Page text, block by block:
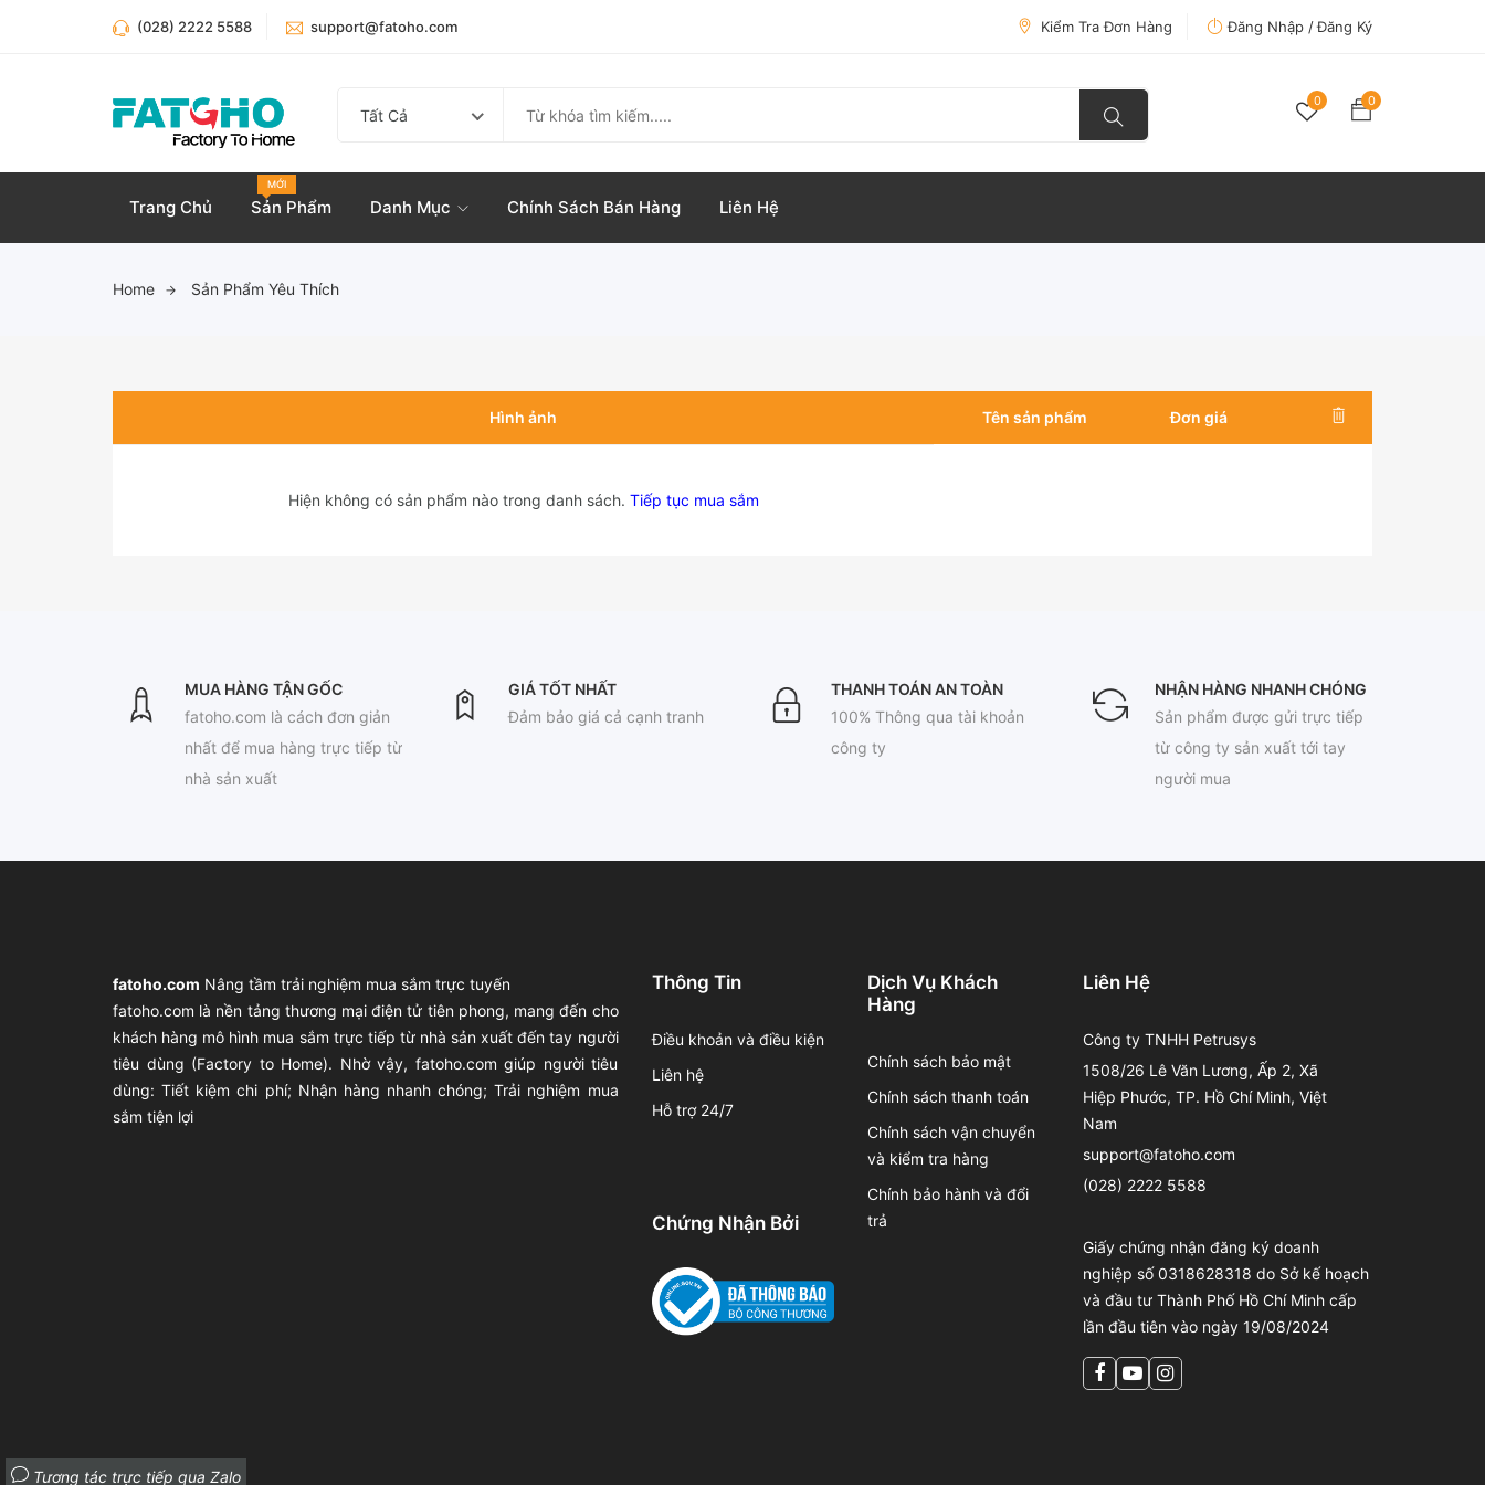
(028) 2222 5588 support@fatoho.com Kiểm Tra Đơn Hàng Đăng Nhập /Đăng Ký
Tất Cả
0 0
Trang Chủ Sản Phẩm
MỚI
Danh Mục Chính Sách Bán Hàng Liên Hệ
Home Sản Phẩm Yêu Thích
Hình ảnh Tên sản phẩm Đơn giá
Hiện không có sản phẩm nào trong danh sách. Tiếp tục mua sắm
MUA HÀNG TẬN GỐC
fatoho.com là cách đơn giản
nhất để mua hàng trực tiếp từ
nhà sản xuất
GIÁ TỐT NHẤT
Đảm bảo giá cả cạnh tranh
THANH TOÁN AN TOÀN
100% Thông qua tài khoản
công ty
NHẬN HÀNG NHANH CHÓNG
Sản phẩm được gửi trực tiếp
từ công ty sản xuất tới tay
người mua
fatoho.com Nâng tầm trải nghiệm mua sắm trực tuyến
fatoho.com là nền tảng thương mại điện tử tiên phong, mang đến cho
khách hàng mô hình mua sắm trực tiếp từ nhà sản xuất đến tay người
tiêu dùng (Factory to Home). Nhờ vậy, fatoho.com giúp người tiêu
dùng: Tiết kiệm chi phí; Nhận hàng nhanh chóng; Trải nghiệm mua
sắm tiện lợi
Thông Tin
Điều khoản và điều kiện
Liên hệ
Hỗ trợ 24/7
Chứng Nhận Bởi
Dịch Vụ Khách
Hàng
Chính sách bảo mật
Chính sách thanh toán
Chính sách vận chuyển
và kiểm tra hàng
Chính bảo hành và đổi
trả
Liên Hệ
Công ty TNHH Petrusys
1508/26 Lê Văn Lương, Ấp 2, Xã
Hiệp Phước, TP. Hồ Chí Minh, Việt
Nam
support@fatoho.com
(028) 2222 5588
Giấy chứng nhận đăng ký doanh
nghiệp số 0318628318 do Sở kế hoạch
và đầu tư Thành Phố Hồ Chí Minh cấp
lần đầu tiên vào ngày 19/08/2024
Tương tác trực tiếp qua Zalo